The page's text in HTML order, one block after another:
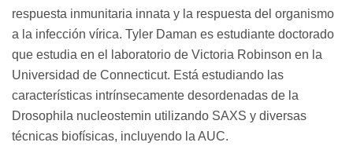
respuesta inmunitaria innata y la respuesta del organismo
a la infección vírica. Tyler Daman es estudiante doctorado
que estudia en el laboratorio de Victoria Robinson en la
Universidad de Connecticut. Está estudiando las
características intrínsecamente desordenadas de la
Drosophila nucleostemin utilizando SAXS y diversas
técnicas biofísicas, incluyendo la AUC.